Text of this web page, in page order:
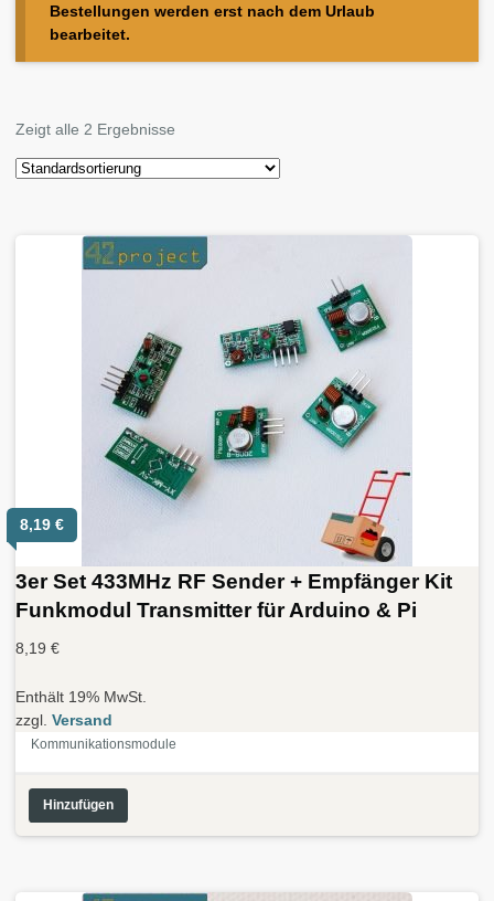
Bestellungen werden erst nach dem Urlaub
bearbeitet.
Zeigt alle 2 Ergebnisse
8,19 €
3er Set 433MHz RF Sender + Empfänger Kit
Funkmodul Transmitter für Arduino & Pi
8,19 €
Enthält 19% MwSt.
zzgl. Versand
Kommunikationsmodule
Hinzufügen